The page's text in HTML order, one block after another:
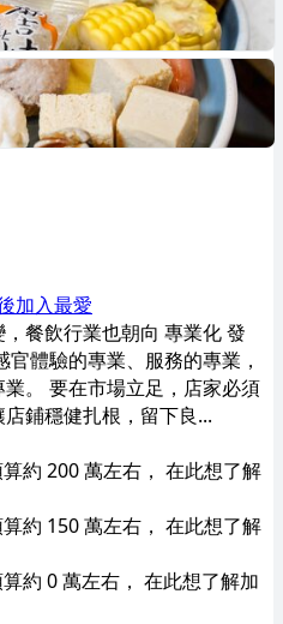
加入最愛
餐飲行業也朝向 專業化 發
體驗的專業、服務的專業，
。 要在市場立足，店家必須
鋪穩健扎根，留下良...
約 200 萬左右， 在此想了解
約 150 萬左右， 在此想了解
約 0 萬左右， 在此想了解加